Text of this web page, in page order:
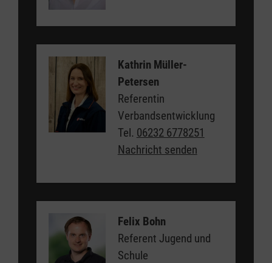
Kathrin Müller-
Petersen
Referentin
Verbandsentwicklung
Tel. 06232 6778251
Nachricht senden
Felix Bohn
Referent Jugend und
Schule